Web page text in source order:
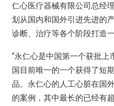
仁心医疗器械有限公司总经
划从国内和国外引进先进的
诊断、治疗等各个阶段打造
“永仁心是中国第一个获批上
国目前唯一的一个获得了短
品。永仁心的人工心脏在国
的案例，其中最长的已经有